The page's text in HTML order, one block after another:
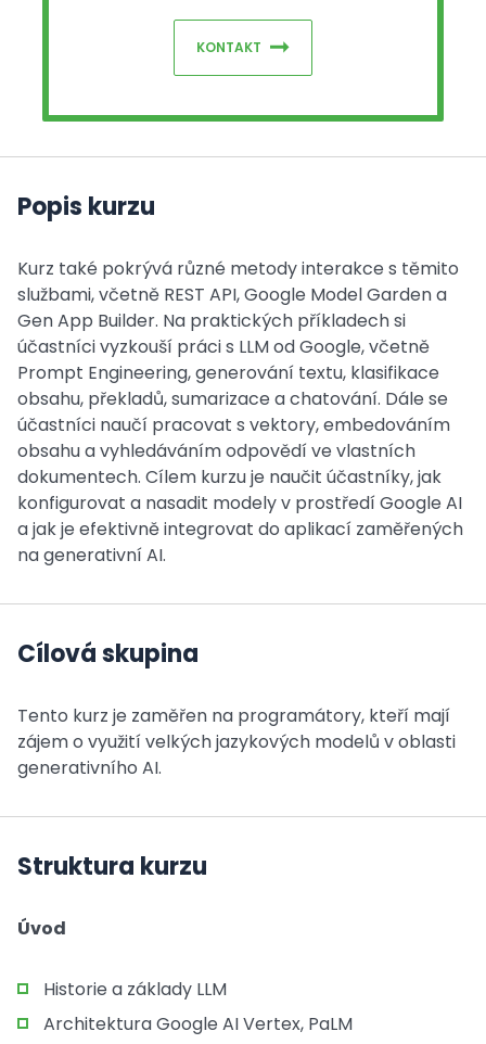
KONTAKT
Popis kurzu
Kurz také pokrývá různé metody interakce s těmito
službami, včetně REST API, Google Model Garden a
Gen App Builder. Na praktických příkladech si
účastníci vyzkouší práci s LLM od Google, včetně
Prompt Engineering, generování textu, klasifikace
obsahu, překladů, sumarizace a chatování. Dále se
účastníci naučí pracovat s vektory, embedováním
obsahu a vyhledáváním odpovědí ve vlastních
dokumentech. Cílem kurzu je naučit účastníky, jak
konfigurovat a nasadit modely v prostředí Google AI
a jak je efektivně integrovat do aplikací zaměřených
na generativní AI.
Cílová skupina
Tento kurz je zaměřen na programátory, kteří mají
zájem o využití velkých jazykových modelů v oblasti
generativního AI.
Struktura kurzu
Úvod
Historie a základy LLM
Architektura Google AI Vertex, PaLM